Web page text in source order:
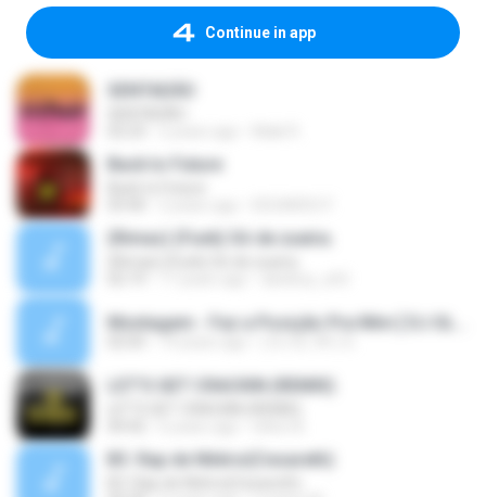
Continue in app
Back to Future
(Rimas) (Funk) Sô de zueira.
LET'S GET CRACKIN (REMIX)
B3. Rap de Nitéroi(Cesareth)